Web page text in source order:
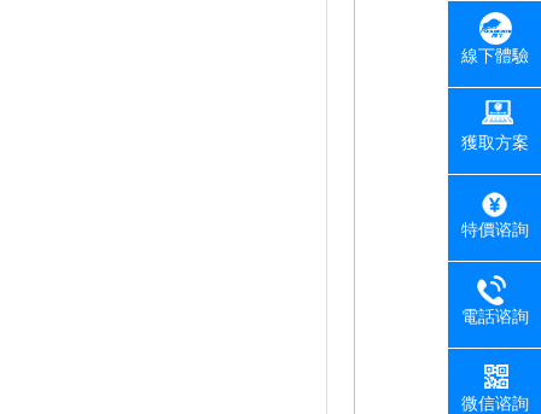
線下體驗
獲取方案
特價谘詢
電話谘詢
微信谘詢